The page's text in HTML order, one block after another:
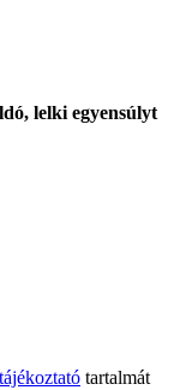
lelki egyensúlyt
tartalmát